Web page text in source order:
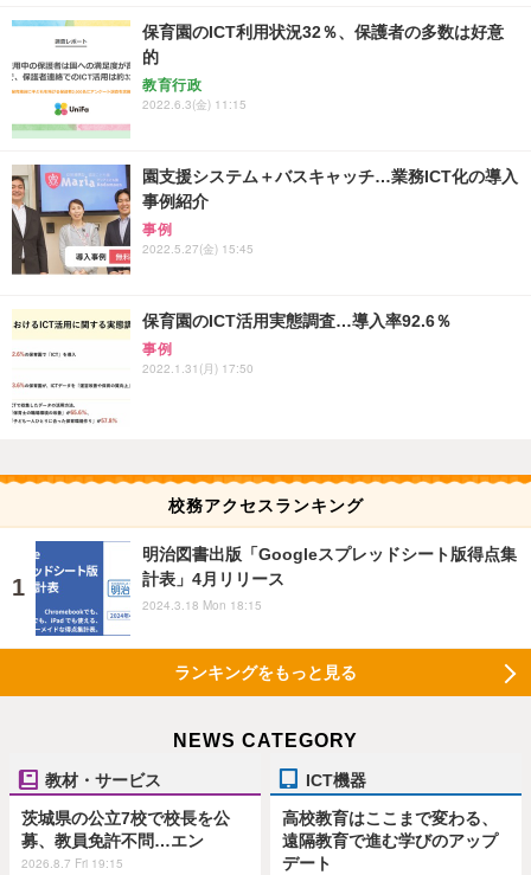
保育園のICT利用状況32％、保護者の多数は好意
的
教育行政
2022.6.3(金) 11:15
園支援システム＋バスキャッチ…業務ICT化の導入
事例紹介
事例
2022.5.27(金) 15:45
保育園のICT活用実態調査…導入率92.6％
事例
2022.1.31(月) 17:50
校務アクセスランキング
明治図書出版「Googleスプレッドシート版得点集
計表」4月リリース
2024.3.18 Mon 18:15
ランキングをもっと見る
NEWS CATEGORY
教材・サービス
茨城県の公立7校で校長を公
募、教員免許不問…エン
2026.8.7 Fri 19:15
ICT機器
高校教育はここまで変わる、
遠隔教育で進む学びのアップ
デート